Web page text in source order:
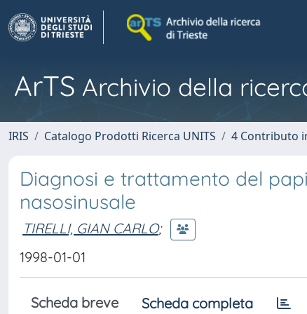
ArTS Archivio della
IRIS Catalogo Prodotti Ricerca UNITS 4 Contributo
Diagnosi e trattamento del
nasosinusale
TIRELLI, GIAN CARLO;
1998-01-01
Scheda breve Scheda completa